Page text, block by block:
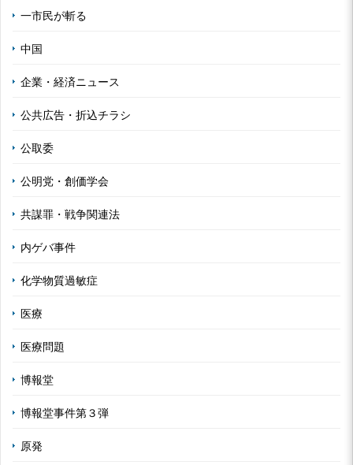
一市民が斬る
中国
企業・経済ニュース
公共広告・折込チラシ
公取委
公明党・創価学会
共謀罪・戦争関連法
内ゲバ事件
化学物質過敏症
医療
医療問題
博報堂
博報堂事件第３弾
原発